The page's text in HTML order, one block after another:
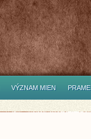
VÝZNAM MIEN